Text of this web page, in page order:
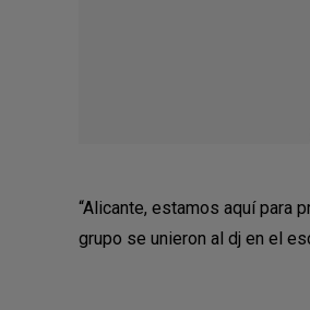
“Alicante, estamos aquí para
grupo se unieron al dj en el